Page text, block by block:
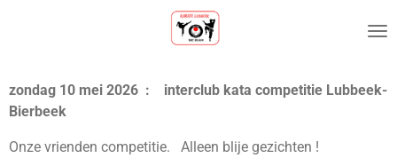
hoofdinhoud
zondag 10 mei 2026 : interclub kata competitie Lubbeek-
Bierbeek
Onze vrienden competitie. Alleen blije gezichten !